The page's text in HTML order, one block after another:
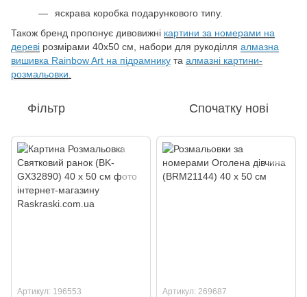
яскрава коробка подарункового типу.
Також бренд пропонує дивовижні картини за номерами на
дереві розмірами 40х50 см, набори для рукоділля алмазна
вишивка Rainbow Art на підрамнику та алмазні картини-
розмальовки
Фільтр Спочатку нові
Артикул: 196553 Артикул: 269687